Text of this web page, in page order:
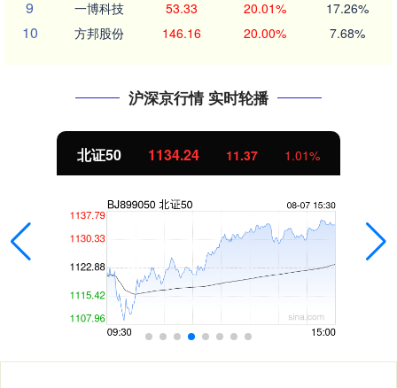
9 一博科技 53.33 20.01% 17.26%
10 方邦股份 146.16 20.00% 7.68%
沪深京行情 实时轮播
北证50 1134.24 11.37 1.01%